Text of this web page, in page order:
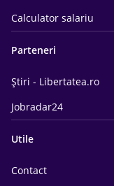
Calculator salariu
Parteneri
Știri - Libertatea.ro
Jobradar24
Utile
Contact